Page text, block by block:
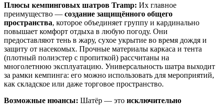
Плюсы кемпинговых шатров Tramp: Их главное
преимущество — создание защищённого общего
пространства, которое объединяет группу и кардинально
повышает комфорт отдыха в любую погоду. Они
предоставляют тень в жару, сухое укрытие во время дождя и
защиту от насекомых. Прочные материалы каркаса и тента
(плотный полиэстер с пропиткой) рассчитаны на
многолетнюю эксплуатацию. Универсальность шатра выходит
за рамки кемпинга: его можно использовать для мероприятий,
как складское или даже торговое пространство.
Возможные нюансы: Шатёр — это исключительно